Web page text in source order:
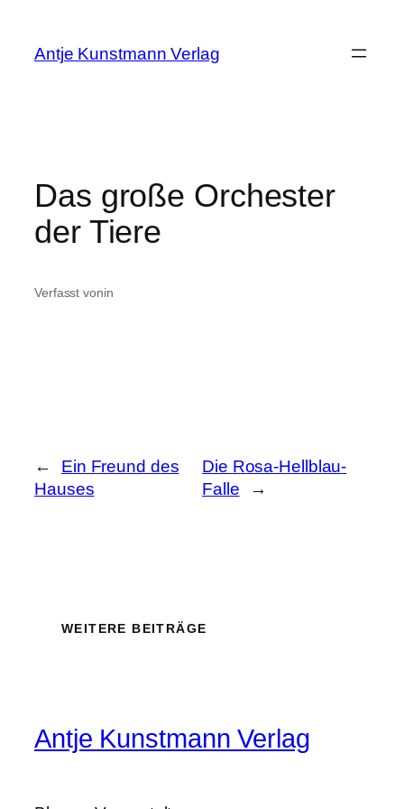
springen
Antje Kunstmann Verlag
Das große Orchester
der Tiere
Verfasst vonin
←
Ein Freund des
Hauses
Die Rosa-Hellblau-
Falle
→
WEITERE BEITRÄGE
Antje Kunstmann Verlag